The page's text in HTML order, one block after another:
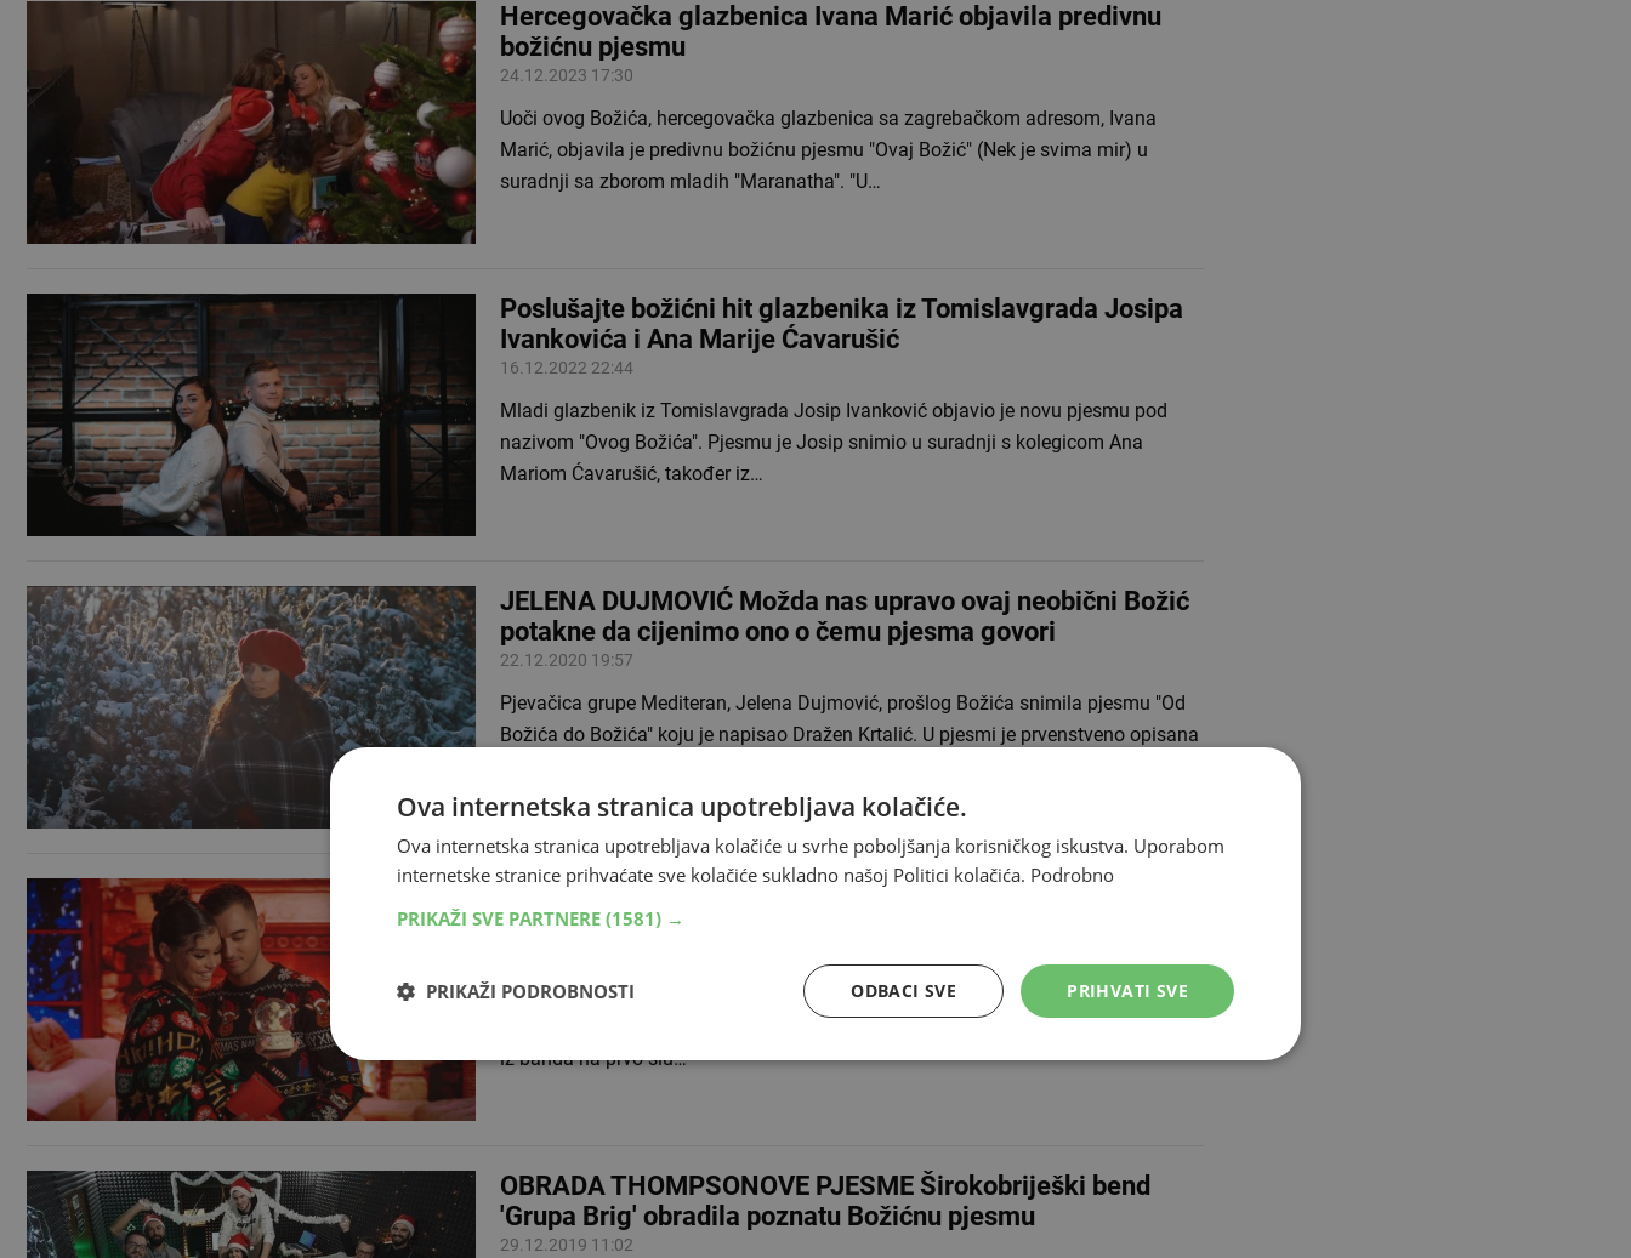
Hercegovačka glazbenica Ivana Marić objavila predivnu
božićnu pjesmu
24.12.2023 17:30
Uoči ovog Božića, hercegovačka glazbenica sa zagrebačkom adresom, Ivana
Marić, objavila je predivnu božićnu pjesmu "Ovaj Božić" (Nek je svima mir) u
suradnji sa zborom mladih "Maranatha". "U…
Poslušajte božićni hit glazbenika iz Tomislavgrada Josipa
Ivankovića i Ana Marije Ćavarušić
16.12.2022 22:44
Mladi glazbenik iz Tomislavgrada Josip Ivanković objavio je novu pjesmu pod
nazivom "Ovog Božića". Pjesmu je Josip snimio u suradnji s kolegicom Ana
Mariom Ćavarušić, također iz…
JELENA DUJMOVIĆ Možda nas upravo ovaj neobični Božić
potakne da cijenimo ono o čemu pjesma govori
22.12.2020 19:57
Pjevačica grupe Mediteran, Jelena Dujmović, prošlog Božića snimila pjesmu "Od
Božića do Božića" koju je napisao Dražen Krtalić. U pjesmi je prvenstveno opisana
TARAPANA BAND I Hercegovini šaljemo naš 'Zagrljaj za
Božić'
Tarapana Band ima novi hit. Ovog puta on je u blagdanskom duhu i vezan je za
iz banda na prvo slu…
OBRADA THOMPSONOVE PJESME Širokobriješki bend
'Grupa Brig' obradila poznatu Božićnu pjesmu
29.12.2019 11:02
Ova internetska stranica upotrebljava kolačiće.
Ova internetska stranica upotrebljava kolačiće u svrhe poboljšanja korisničkog iskustva. Uporabom
internetske stranice prihvaćate sve kolačiće sukladno našoj Politici kolačića. Podrobno
PRIKAŽI SVE PARTNERE (1581) →
PRIHVATI SVE
ODBACI SVE
PRIKAŽI PODROBNOSTI